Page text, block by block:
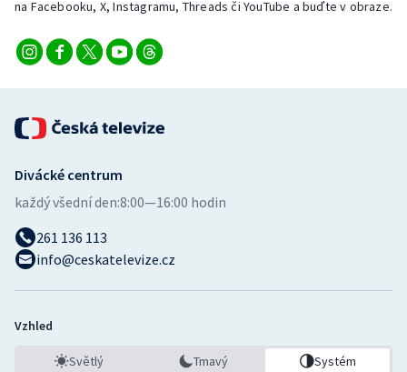
na Facebooku, X, Instagramu, Threads či YouTube a buďte v obraze.
Divácké centrum
každý všední den:8:00—16:00 hodin
261 136 113
info@ceskatelevize.cz
Vzhled
Světlý Tmavý Systém